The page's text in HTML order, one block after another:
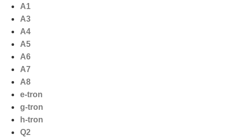
naar
inhoud
A1
A3
A4
A5
A6
A7
A8
e-tron
g-tron
h-tron
Q2